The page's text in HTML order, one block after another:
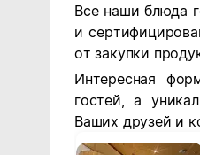
Все наши блюда
и
от закупки
Интересная
гостей, а
Ваших друзей и